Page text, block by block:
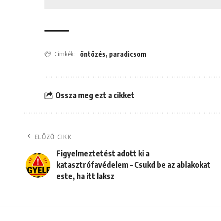
Címkék: öntözés, paradicsom
Ossza meg ezt a cikket
ELŐZŐ CIKK
Figyelmeztetést adott ki a
katasztrófavédelem – Csukd be az ablakokat
este, ha itt laksz